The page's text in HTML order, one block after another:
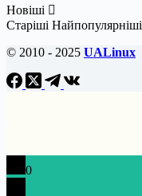
Новіші
Старіші Найпопулярніші
© 2010 - 2025 UALinux
0